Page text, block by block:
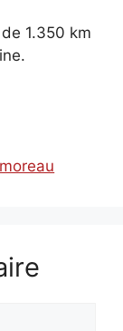
1.350 km